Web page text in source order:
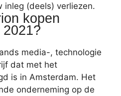
inleg (deels) verliezen.
kopen
media-, technologie
dat met het
is in Amsterdam. Het
onderneming op de